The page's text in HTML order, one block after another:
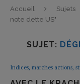
Accueil Sujets
note dette US"
SUJET:
Indices, marches actions,